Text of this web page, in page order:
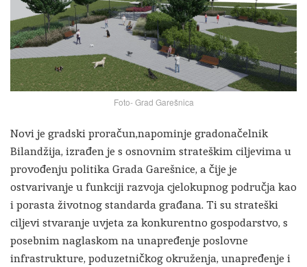
Foto- Grad Garešnica
Novi je gradski proračun,napominje gradonačelnik
Bilandžija, izrađen je s osnovnim strateškim ciljevima u
provođenju politika Grada Garešnice, a čije je
ostvarivanje u funkciji razvoja cjelokupnog područja kao
i porasta životnog standarda građana. Ti su strateški
ciljevi stvaranje uvjeta za konkurentno gospodarstvo, s
posebnim naglaskom na unapređenje poslovne
infrastrukture, poduzetničkog okruženja, unapređenje i